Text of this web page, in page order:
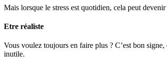
Mais lorsque le stress est quotidien, cela peut
Etre réaliste
Vous voulez toujours en faire plus ? C’est bon
inutile.